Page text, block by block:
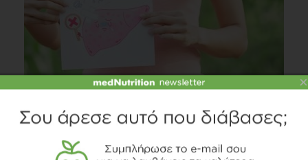
Τροφές που συμβάλλουν σε ένα Υγιές Συκώτι
7 λεπτά να διαβαστεί
×